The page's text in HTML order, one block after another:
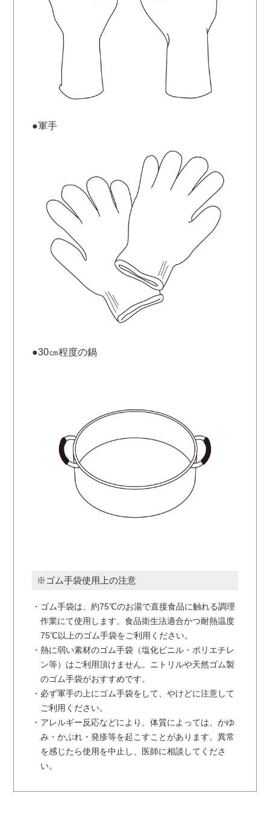
●軍手
●30㎝程度の鍋
※ゴム手袋使用上の注意
・ゴム手袋は、約75℃のお湯で直接食品に触れる調理
作業にて使用します。食品衛生法適合かつ耐熱温度
75℃以上のゴム手袋をご利用ください。
・熱に弱い素材のゴム手袋（塩化ビニル・ポリエチレ
ン等）はご利用頂けません。ニトリルや天然ゴム製
のゴム手袋がおすすめです。
・必ず軍手の上にゴム手袋をして、やけどに注意して
ご利用ください。
・アレルギー反応などにより、体質によっては、かゆ
み・かぶれ・発疹等を起こすことがあります。異常
を感じたら使用を中止し、医師に相談してくださ
い。